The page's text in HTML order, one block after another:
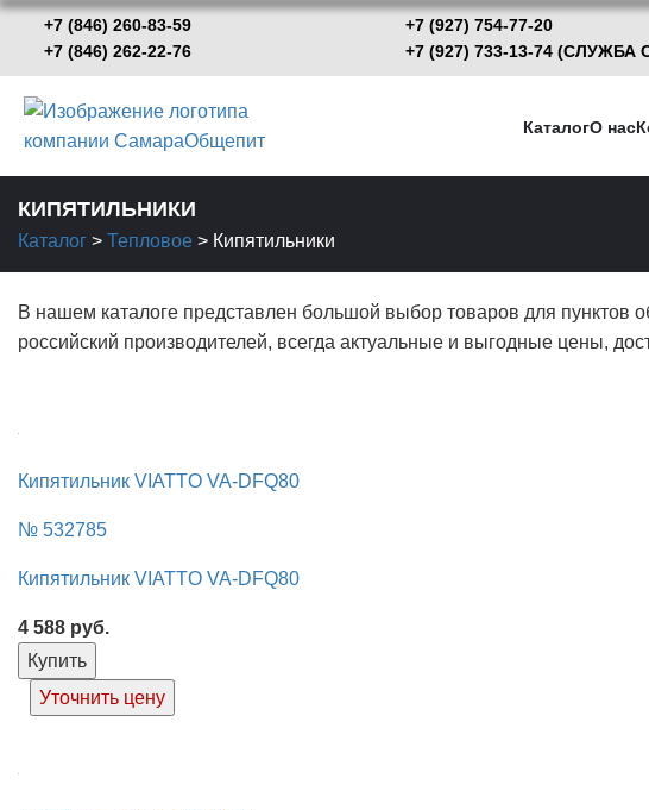
+7 (846) 260-83-59
+7 (846) 262-22-76
+7 (927) 754-77-20
+7 (927) 733-13-74 (CЛУЖБА
КаталогО нас
КИПЯТИЛЬНИКИ
Каталог > Тепловое > Кипятильники
В нашем каталоге представлен большой выбор товаров для пунктов
российский производителей, всегда актуальные и выгодные цены,
Кипятильник VIATTO VA-DFQ80
№ 532785
Кипятильник VIATTO VA-DFQ80
4 588 руб.
Купить
Уточнить цену